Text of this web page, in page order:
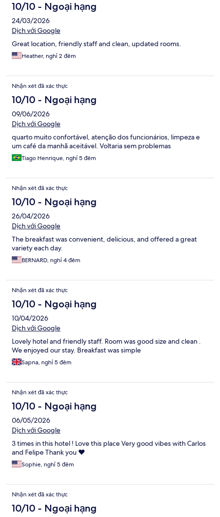
10/10 - Ngoại hạng
24/03/2026
Dịch với Google
Great location, friendly staff and clean, updated rooms.
Heather, nghỉ 2 đêm
Nhận xét đã xác thực
10/10 - Ngoại hạng
09/06/2026
Dịch với Google
quarto muito confortável, atenção dos funcionários, limpeza e
um café da manhã aceitável. Voltaria sem problemas
Tiago Henrique, nghỉ 5 đêm
Nhận xét đã xác thực
10/10 - Ngoại hạng
26/04/2026
Dịch với Google
The breakfast was convenient, delicious, and offered a great
variety each day.
BERNARD, nghỉ 4 đêm
Nhận xét đã xác thực
10/10 - Ngoại hạng
10/04/2026
Dịch với Google
Lovely hotel and friendly staff. Room was good size and clean .
We enjoyed our stay. Breakfast was simple
Sapna, nghỉ 5 đêm
Nhận xét đã xác thực
10/10 - Ngoại hạng
06/05/2026
Dịch với Google
3 times in this hotel ! Love this place Very good vibes with Carlos
and Felipe Thank you ❤️
Sophie, nghỉ 5 đêm
Nhận xét đã xác thực
10/10 - Ngoại hạng